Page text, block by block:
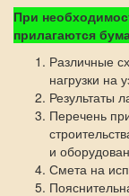
При
прилагаются
Различные
нагрузки на
Результаты
Перечень
и
Смета на